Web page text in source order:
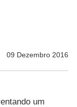
09 Dezembro 2016
um